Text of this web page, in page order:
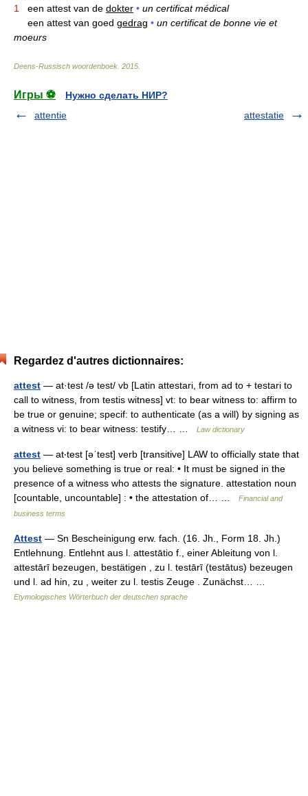
1
een attest van de dokter • un certificat médical
een attest van goed gedrag • un certificat de bonne vie et
moeurs
Deens-Russisch woordenboek 2015
Игры ⚽
Нужно сделать НИР?
attentie
attestatie
Regardez d'autres dictionnaires:
attest — at·test /ə test/ vb [Latin attestari, from ad to + testari to
call to witness, from testis witness] vt: to bear witness to: affirm to
be true or genuine; specif: to authenticate (as a will) by signing as
a witness vi: to bear witness: testify… …
Law dictionary
attest — at‧test [əˈtest] verb [transitive] LAW to officially state that
you believe something is true or real: • It must be signed in the
presence of a witness who attests the signature. attestation noun
[countable, uncountable] : • the attestation of… …
Financial and
business terms
Attest — Sn Bescheinigung erw. fach. (16. Jh., Form 18. Jh.)
Entlehnung. Entlehnt aus l. attestātio f., einer Ableitung von l.
attestārī bezeugen, bestätigen , zu l. testārī (testātus) bezeugen
und l. ad hin, zu , weiter zu l. testis Zeuge . Zunächst… …
Etymologisches Wörterbuch der deutschen sprache